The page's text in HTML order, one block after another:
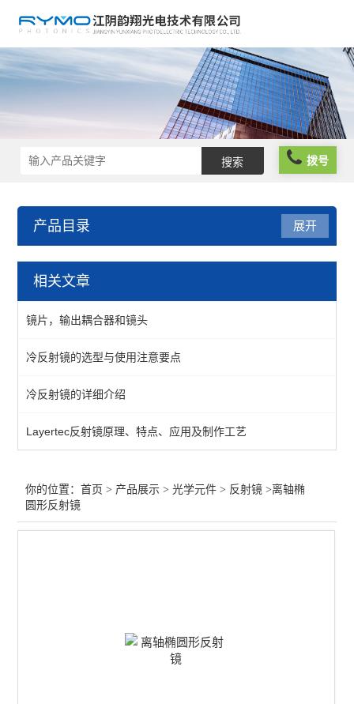
拨号
产品目录
光学元件
过滤片
展开
相关文章
镜片，输出耦合器和镜头
冷反射镜的选型与使用注意要点
冷反射镜的详细介绍
Layertec反射镜原理、特点、应用及制作工艺
你的位置：首页 > 产品展示 >光学元件 > 反射镜 >离轴椭
圆形反射镜